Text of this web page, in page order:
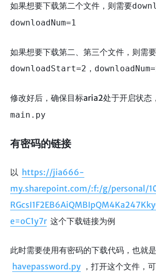
如果想要下载第二个文件，则需要
downloadNum=1
如果想要下载第二、第三个文件，则需要
downloadStart=2 ，
修改好后，确保目标aria2处于开启状态
main.py
有密码的链接
以 https://jia666-
my.sharepoint.com/:f:/g/personal/
e=oC1y7r 这个下载链接为例
此时需要使用有密码的下载代码，也就是
havepassword.py ，打开这个文件，